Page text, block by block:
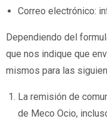
Correo electrónico:
Dependiendo del
que nos indique que
mismos para las
La remisión de
de Meco Ocio,